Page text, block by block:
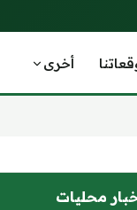
أخرى
محليات